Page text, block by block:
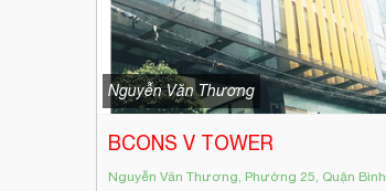
Nguyễn Văn Thương
BCONS V TOWER
Nguyễn Văn Thương, Phường 25, Quận Bình